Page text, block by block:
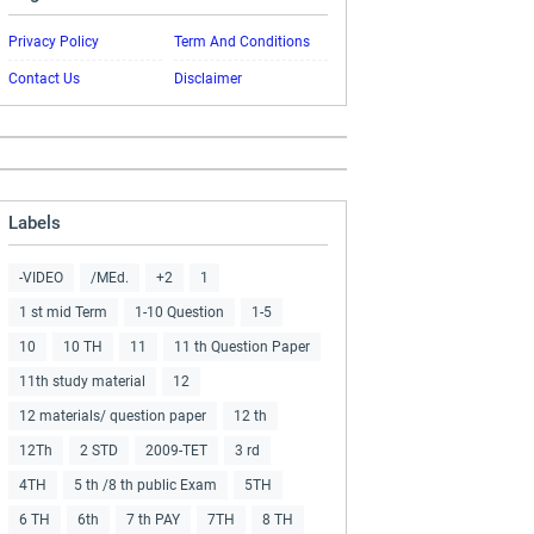
Privacy Policy Term And Conditions
Contact Us Disclaimer
Labels
-VIDEO /MEd. +2 1
1 st mid Term 1-10 Question 1-5
10 10 TH 11 11 th Question Paper
11th study material 12
12 materials/ question paper 12 th
12Th 2 STD 2009-TET 3 rd
4TH 5 th /8 th public Exam 5TH
6 TH 6th 7 th PAY 7TH 8 TH